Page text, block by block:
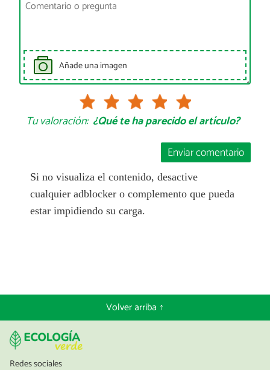
Añade una imagen
Tu valoración: ¿Qué te ha parecido el artículo?
Enviar comentario
Si no visualiza el contenido, desactive
cualquier adblocker o complemento que pueda
estar impidiendo su carga.
Volver arriba ↑
Redes sociales